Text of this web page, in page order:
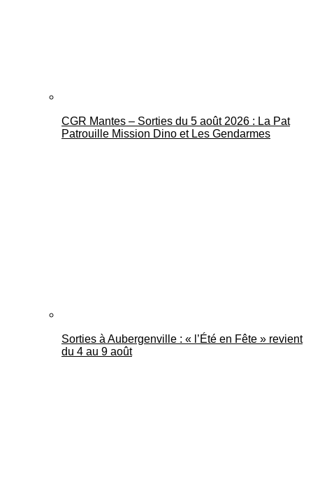
CGR Mantes – Sorties du 5 août 2026 : La Pat
Patrouille Mission Dino et Les Gendarmes
Sorties à Aubergenville : « l’Été en Fête » revient
du 4 au 9 août